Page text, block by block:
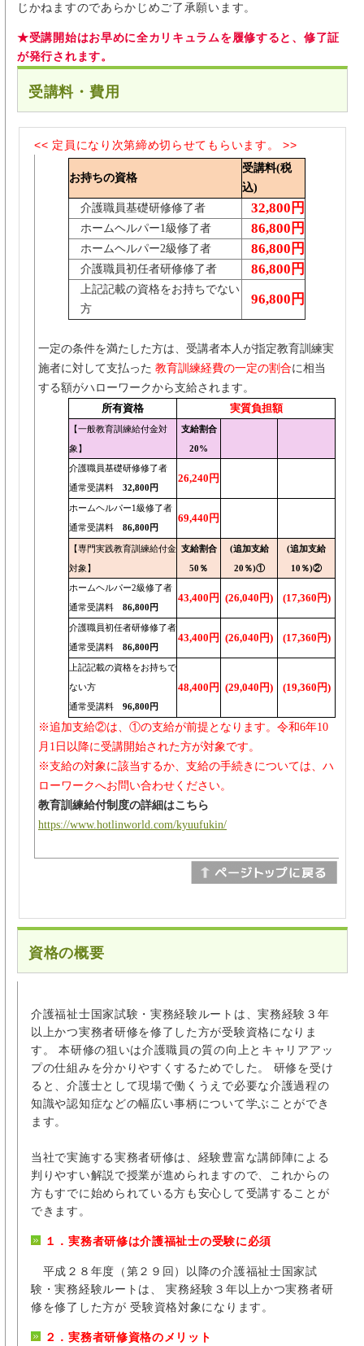
じかねますのであらかじめご了承願います。
★受講開始はお早めに全カリキュラムを履修すると、修了証
が発行されます。
受講料・費用
<< 定員になり次第締め切らせてもらいます。 >>
お持ちの資格
受講料(税
込)
介護職員基礎研修修了者
32,800円
ホームヘルパー1級修了者 86,800円
ホームヘルパー2級修了者 86,800円
介護職員初任者研修修了者 86,800円
上記記載の資格をお持ちでない
方
96,800円
一定の条件を満たした方は、受講者本人が指定教育訓練実
施者に対して支払った 教育訓練経費の一定の割合に相当
する額がハローワークから支給されます。
所有資格
実質負担額
【一般教育訓練給付金対
象】
支給割合
20%
介護職員基礎研修修了者
通常受講料 32,800円
26,240円
ホームヘルパー1級修了者
通常受講料 86,800円
69,440円
【専門実践教育訓練給付金
対象】
支給割合
50％
(追加支給
20％)①
(追加支給
10％)②
ホームヘルパー2級修了者
通常受講料 86,800円
43,400円 (26,040円) (17,360円)
介護職員初任者研修修了者
通常受講料 86,800円
43,400円 (26,040円) (17,360円)
上記記載の資格をお持ちで
ない方
通常受講料 96,800円
48,400円 (29,040円) (19,360円)
※追加支給②は、①の支給が前提となります。令和6年10
月1日以降に受講開始された方が対象です。
※支給の対象に該当するか、支給の手続きについては、ハ
ローワークへお問い合わせください。
教育訓練給付制度の詳細はこちら
https://www.hotlinworld.com/kyuufukin/
資格の概要
介護福祉士国家試験・実務経験ルートは、実務経験３年
以上かつ実務者研修を修了した方が受験資格になりま
す。 本研修の狙いは介護職員の質の向上とキャリアアッ
プの仕組みを分かりやすくするためでした。 研修を受け
ると、介護士として現場で働くうえで必要な介護過程の
知識や認知症などの幅広い事柄について学ぶことができ
ます。
当社で実施する実務者研修は、経験豊富な講師陣による
判りやすい解説で授業が進められますので、これからの
方もすでに始められている方も安心して受講することが
できます。
１．実務者研修は介護福祉士の受験に必須
平成２８年度（第２９回）以降の介護福祉士国家試
験・実務経験ルートは、 実務経験３年以上かつ実務者研
修を修了した方が 受験資格対象になります。
２．実務者研修資格のメリット